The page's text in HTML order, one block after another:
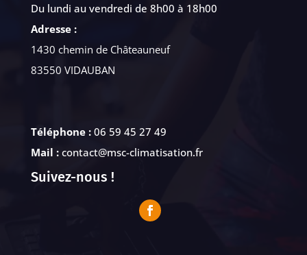
Du lundi au vendredi de 8h00 à 18h00
Adresse :
1430 chemin de Châteauneuf
83550 VIDAUBAN
Téléphone : 06 59 45 27 49
Mail :contact@msc-climatisation.fr
Suivez-nous !